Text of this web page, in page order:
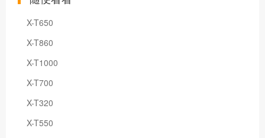
X-T650
X-T860
X-T1000
X-T700
X-T320
X-T550